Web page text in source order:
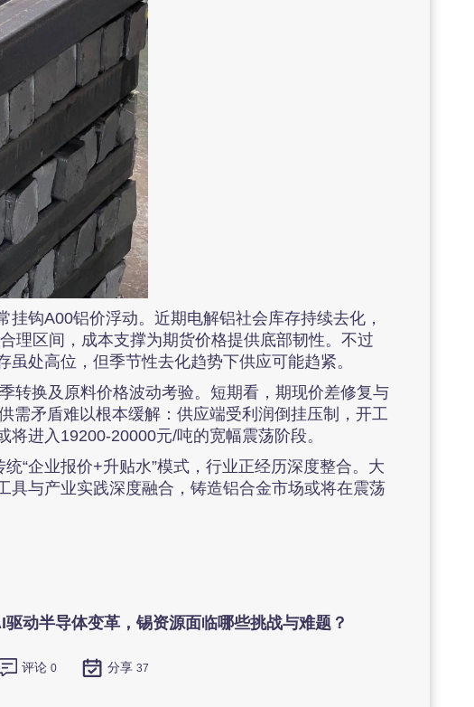
钩A00铝价浮动。近期电解铝社会库存持续去化，
理区间，成本支撑为期货价格提供底部韧性。不过
处高位，但季节性去化趋势下供应可能趋紧。
转换及原料价格波动考验。短期看，期现价差修复与
需矛盾难以根本缓解：供应端受利润倒挂压制，开工
进入19200-20000元/吨的宽幅震荡阶段。
“企业报价+升贴水”模式，行业正经历深度整合。大
与产业实践深度融合，铸造铝合金市场或将在震荡
驱动半导体变革，锡资源面临哪些挑战与难题？
评论 0 分享 37